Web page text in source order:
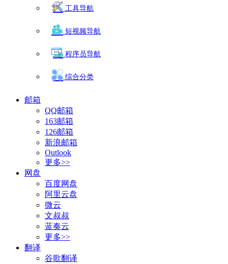
工具导航
短视频导航
程序员导航
综合分类
邮箱
QQ邮箱
163邮箱
126邮箱
新浪邮箱
Outlook
更多>>
网盘
百度网盘
阿里云盘
微云
文叔叔
蓝奏云
更多>>
翻译
谷歌翻译